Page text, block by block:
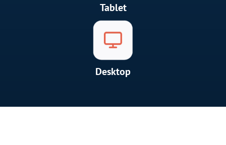
Tablet
Desktop